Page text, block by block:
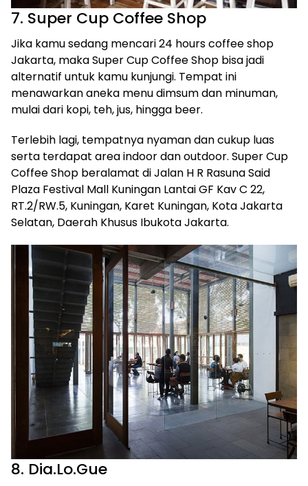
7. Super Cup Coffee Shop
Jika kamu sedang mencari 24 hours coffee shop
Jakarta, maka Super Cup Coffee Shop bisa jadi
alternatif untuk kamu kunjungi. Tempat ini
menawarkan aneka menu dimsum dan minuman,
mulai dari kopi, teh, jus, hingga beer.
Terlebih lagi, tempatnya nyaman dan cukup luas
serta terdapat area indoor dan outdoor. Super Cup
Coffee Shop beralamat di Jalan H R Rasuna Said
Plaza Festival Mall Kuningan Lantai GF Kav C 22,
RT.2/RW.5, Kuningan, Karet Kuningan, Kota Jakarta
Selatan, Daerah Khusus Ibukota Jakarta.
8. Dia.Lo.Gue